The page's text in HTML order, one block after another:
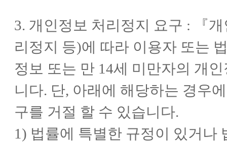
3. 개인정보 처리정지 요구 : 『
리정지 등)에 따라 이용자 또는
정보 또는 만 14세 미만자의 개
니다. 단, 아래에 해당하는 경우
구를 거절 할 수 있습니다.
1) 법률에 특별한 규정이 있거나